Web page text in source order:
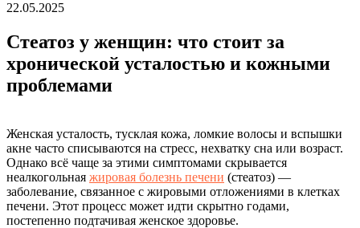
22.05.2025
Стеатоз у женщин: что стоит за
хронической усталостью и кожными
проблемами
Женская усталость, тусклая кожа, ломкие волосы и вспышки
акне часто списываются на стресс, нехватку сна или возраст.
Однако всё чаще за этими симптомами скрывается
неалкогольная жировая болезнь печени (стеатоз) —
заболевание, связанное с жировыми отложениями в клетках
печени. Этот процесс может идти скрытно годами,
постепенно подтачивая женское здоровье.